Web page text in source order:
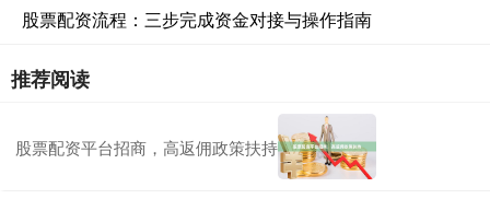
股票配资流程：三步完成资金对接与操作指南
推荐阅读
股票配资平台招商，高返佣政策扶持